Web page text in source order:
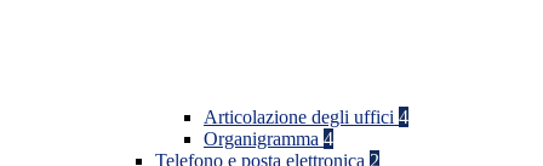
Articolazione degli uffici 4
Organigramma 4
Telefono e posta elettronica 2